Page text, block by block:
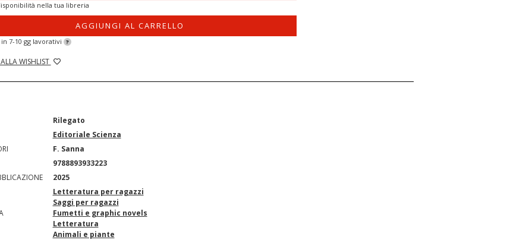
nella tua libreria
AGGIUNGI AL CARRELLO
7-10 gg lavorativi ?
WISHLIST
Rilegato
Editoriale Scienza
F. Sanna
9788893933223
2025
Letteratura per ragazzi
Saggi per ragazzi
Fumetti e graphic novels
Letteratura
Animali e piante